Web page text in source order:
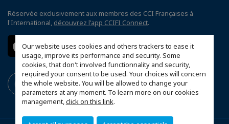
Our website uses cookies and others trackers to ease it
usage, improve its performance and security. Some
cookies, that don't involved functionnality and security,
required your consent to be used. Your choices will concern
the whole website. You will be allowed to change your
parameters at any moment. To learn more on our cookies
management,click on this link.
Réservée exclusivement aux membres des CCI Françaises à
l'International, découvrez l'app CCIFI Connect.